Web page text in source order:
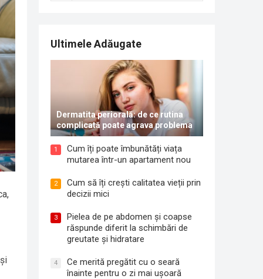
Ultimele Adăugate
Dermatita periorală: de ce rutina
complicată poate agrava problema
1
Cum îți poate îmbunătăți viața
mutarea într-un apartament nou
2
Cum să îți crești calitatea vieții prin
decizii mici
3
Pielea de pe abdomen și coapse
răspunde diferit la schimbări de
greutate și hidratare
4
Ce merită pregătit cu o seară
înainte pentru o zi mai ușoară